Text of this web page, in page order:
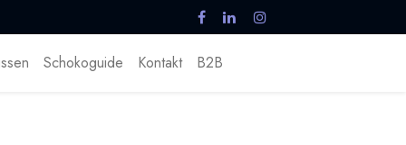
Schokoguide Kontakt B2B